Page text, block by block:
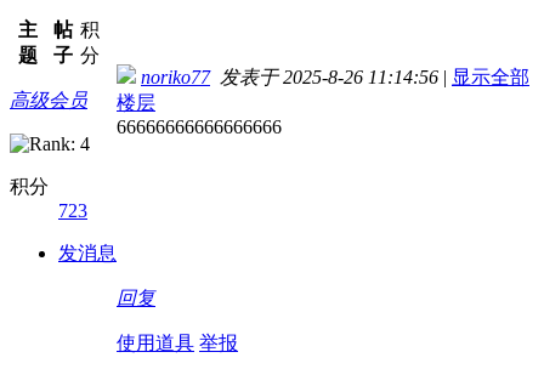
主
题
帖
子
积
分
高级会员
积分
723
发消息
noriko77发表于 2025-8-26 11:14:56 | 显示全部
楼层
66666666666666666
回复
使用道具 举报